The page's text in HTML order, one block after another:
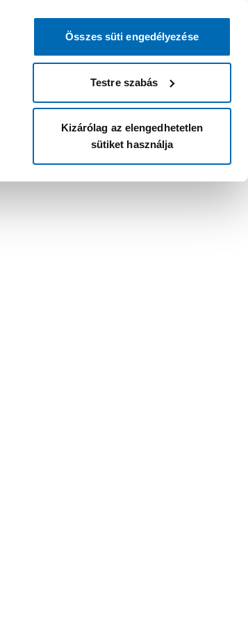
Összes süti engedélyezése
Testre szabás
Kizárólag az elengedhetetlen
sütiket használja